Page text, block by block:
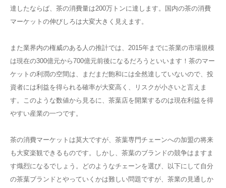
達したならば、茶の消費量は200万トンに達します。国内の茶の消費
マーケットの伸びしろは大変大きく見えます。
また業界内の権威のある人の推計では、2015年までに茶業の市場規模
は現在の300億元から700億元前後になるだろうといいます！茶のマー
ケットの利潤の空間は、まだまだ飽和には全然達していないので、投
資者には利益を得られる確率が大変高く、リスクが小さいと言えま
す。このような数値から見るに、茶葉店を開業するのは現在利益を得
やすい産業の一つです。
茶の消費マーケットは莫大ですが、茶葉専門チェーンへの加盟の将来
も大変楽観できるものです。しかし、茶葉のブランドの競争はますま
す熾烈になるでしょう。どのようなチェーンを選び、以下にして自分
の茶葉ブランドとやっていくかは難しい問題ですが、茶業の見通しか